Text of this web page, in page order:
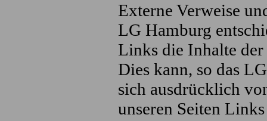
Externe Verweise
LG Hamburg
Links die Inhalte
Dies kann, so das
sich ausdrücklich
unseren Seiten